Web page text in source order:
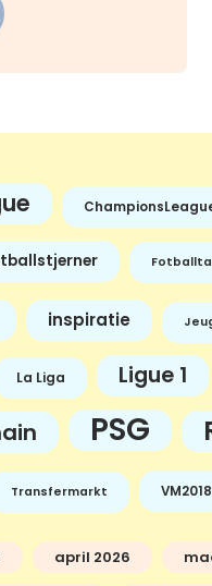
inspiratie
La Liga Ligue 1
PSG
Transfermarkt VM2018
april 2026